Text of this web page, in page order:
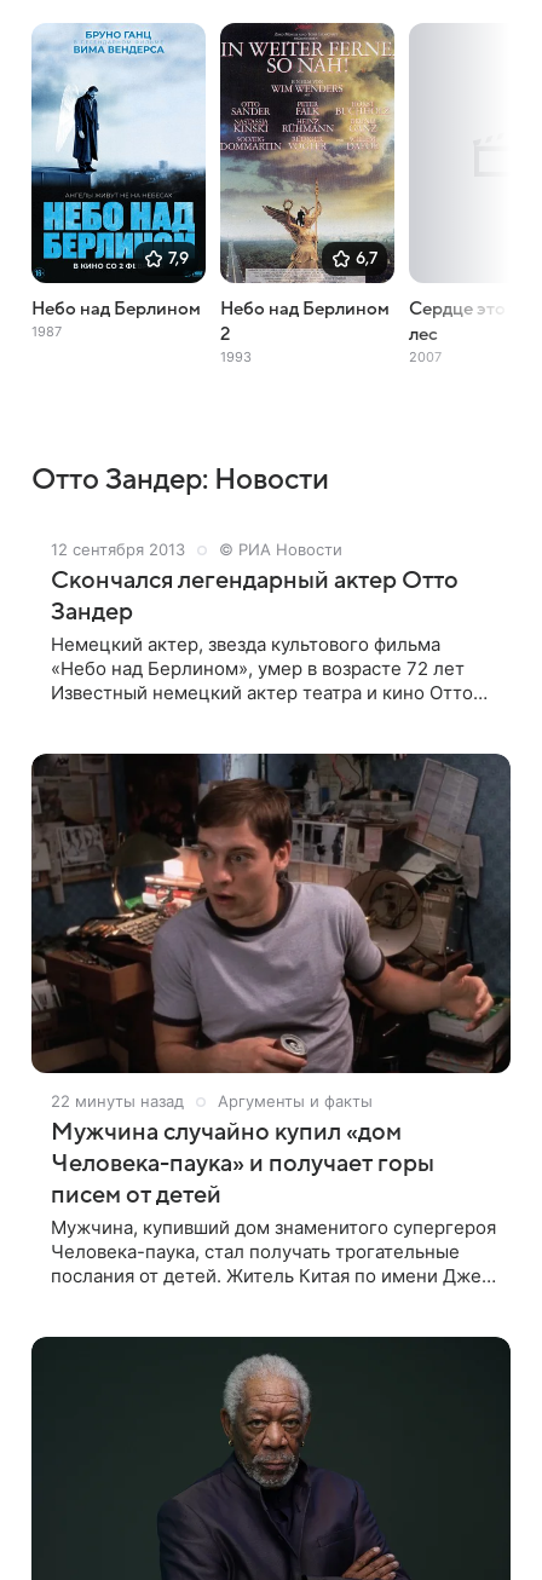
7,9
Небо над Берлином
1987
6,7
Небо над Берлином
2
1993
Сердце это
лес
2007
Отто Зандер: Новости
12 сентября 2013 © РИА Новости
Скончался легендарный актер Отто
Зандер
Немецкий актер, звезда культового фильма
«Небо над Берлином», умер в возрасте 72 лет
Известный немецкий актер театра и кино Отто
ссылкой
22 минуты назад Аргументы и факты
Мужчина случайно купил «дом
Человека-паука» и получает горы
писем от детей
Мужчина, купивший дом знаменитого супергероя
Человека-паука, стал получать трогательные
послания от детей. Житель Китая по имени Джек